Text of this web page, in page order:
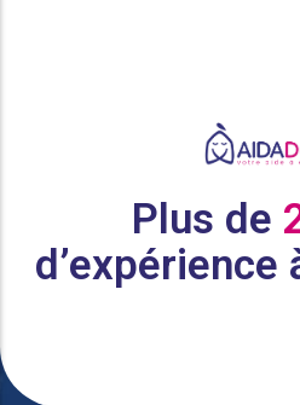
Plus de
d’expérience